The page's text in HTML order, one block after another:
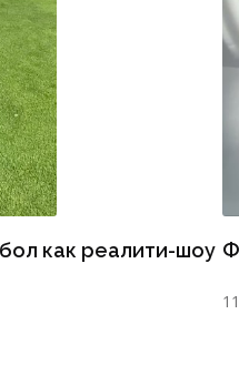
как реалити-шоу